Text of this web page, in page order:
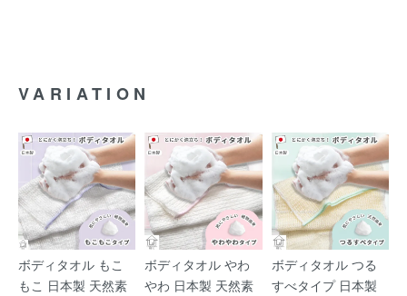
VARIATION
ボディタオル もこ
もこ 日本製 天然素
ボディタオル やわ
やわ 日本製 天然素
ボディタオル つる
すべタイプ 日本製